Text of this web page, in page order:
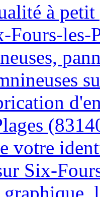
à
Fours-les-
votre
Six-